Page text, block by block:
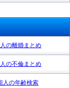
の離婚まとめ
の不倫まとめ
人の年齢検索